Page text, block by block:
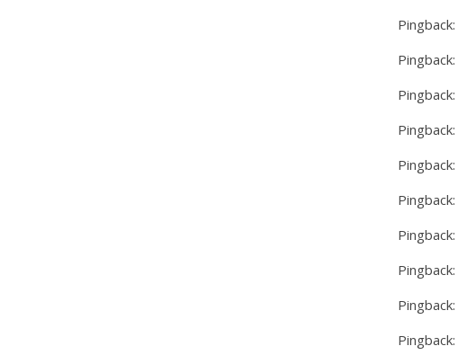
Pingback:
Pingback:
Pingback:
Pingback:
Pingback:
Pingback:
Pingback:
Pingback:
Pingback:
Pingback: